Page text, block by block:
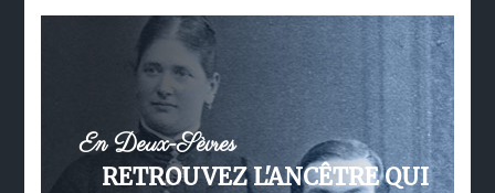
En Deux-Sèvres
RETROUVEZ L'ANCÊTRE QUI